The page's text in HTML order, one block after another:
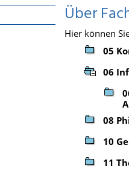
Über
Hier können
05
06
08
10
11